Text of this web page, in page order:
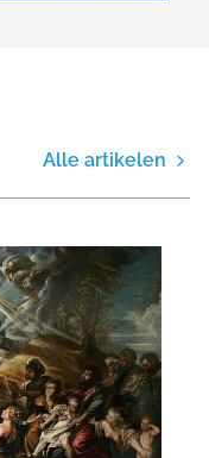
Alle artikelen